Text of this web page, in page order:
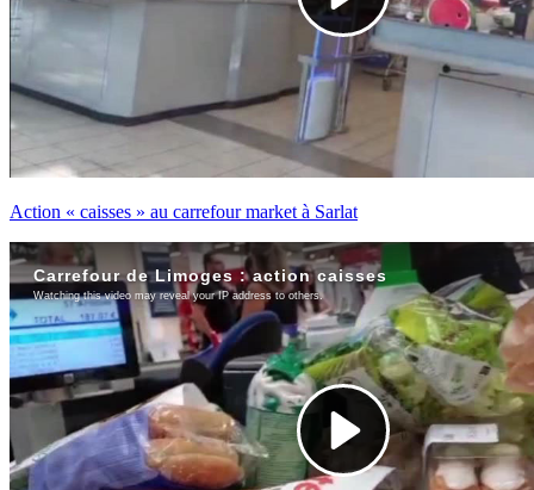
Action « caisses » au carrefour market à Sarlat